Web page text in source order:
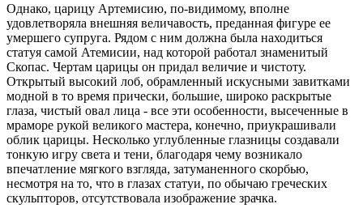
Однако, царицу Артемисию, по-видимому, вполне
удовлетворяла внешняя величавость, преданная фигуре ее
умершего супруга. Рядом с ним должна была находиться
статуя самой Атемисии, над которой работал знаменитый
Скопас. Чертам царицы он придал величие и чистоту.
Открытый высокий лоб, обрамленный искусными завитками
модной в то время прически, большие, широко раскрытые
глаза, чистый овал лица - все эти особенности, высеченные в
мраморе рукой великого мастера, конечно, приукрашивали
облик царицы. Несколько углубленные глазницы создавали
тонкую игру света и тени, благодаря чему возникало
впечатление мягкого взгляда, затуманенного скорбью,
несмотря на то, что в глазах статуи, по обычаю греческих
скульпторов, отсутствовала изображение зрачка.